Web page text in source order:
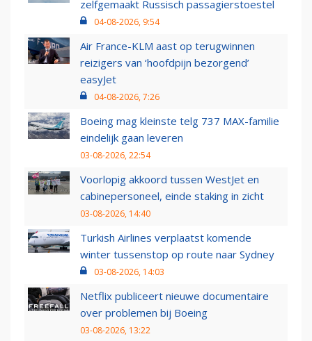
zelfgemaakt Russisch passagierstoestel
04-08-2026, 9:54
Air France-KLM aast op terugwinnen
reizigers van ‘hoofdpijn bezorgend’
easyJet
04-08-2026, 7:26
Boeing mag kleinste telg 737 MAX-familie
eindelijk gaan leveren
03-08-2026, 22:54
Voorlopig akkoord tussen WestJet en
cabinepersoneel, einde staking in zicht
03-08-2026, 14:40
Turkish Airlines verplaatst komende
winter tussenstop op route naar Sydney
03-08-2026, 14:03
Netflix publiceert nieuwe documentaire
over problemen bij Boeing
03-08-2026, 13:22